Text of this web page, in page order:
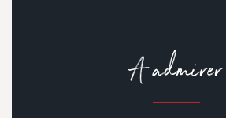
A admirer